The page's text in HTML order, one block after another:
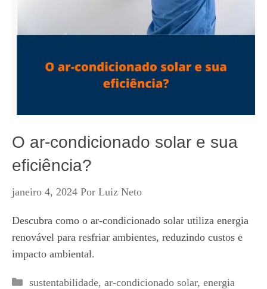
O ar-condicionado solar e sua
eficiência?
janeiro 4, 2024 Por Luiz Neto
Descubra como o ar-condicionado solar utiliza energia
renovável para resfriar ambientes, reduzindo custos e
impacto ambiental.
Categorias
sustentabilidade, ar-condicionado solar, energia